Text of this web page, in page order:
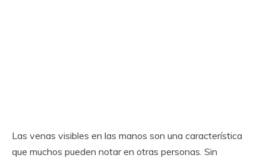
Las venas visibles en las manos son una característica
que muchos pueden notar en otras personas. Sin